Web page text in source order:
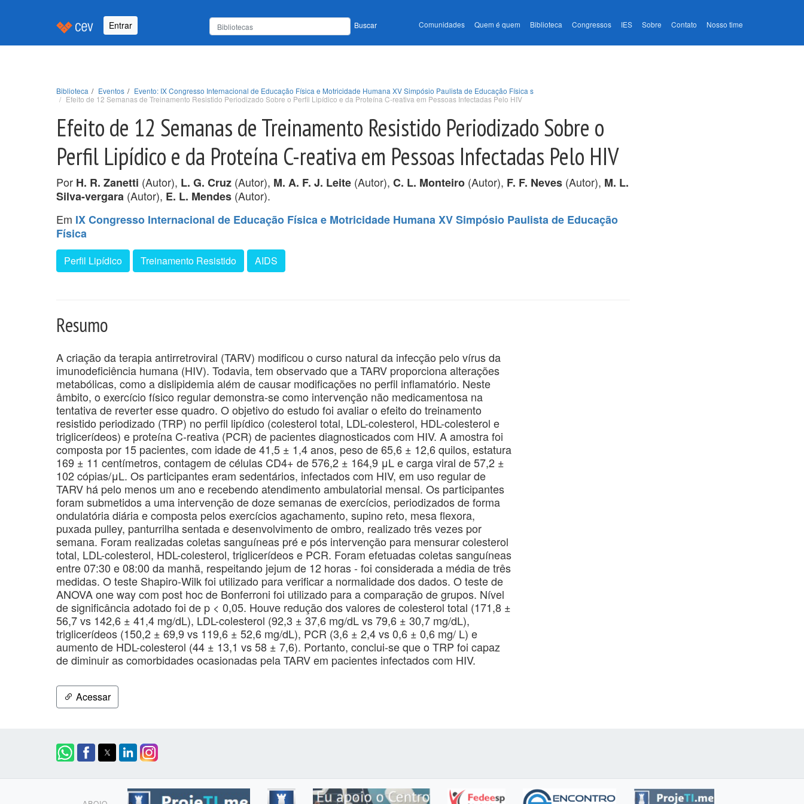
Entrar Buscar Comunidades Quem é quem Biblioteca Congressos IES Sobre Contato Nosso time
Biblioteca Eventos
Evento: IX Congresso Internacional de Educação Física e Motricidade Humana XV Simpósio Paulista de Educação Física s
Efeito de 12 Semanas de Treinamento Resistido Periodizado Sobre o Perfil Lipídico e da Proteína C-reativa em Pessoas Infectadas Pelo HIV
Efeito de 12 Semanas de Treinamento Resistido Periodizado Sobre o
Perfil Lipídico e da Proteína C-reativa em Pessoas Infectadas Pelo HIV
Por H. R. Zanetti (Autor), L. G. Cruz (Autor), M. A. F. J. Leite (Autor), C. L. Monteiro (Autor), F. F. Neves (Autor), M. L.
Silva-vergara (Autor), E. L. Mendes (Autor).
Em IX Congresso Internacional de Educação Física e Motricidade Humana XV Simpósio Paulista de Educação
Física
Perfil Lipídico Treinamento Resistido AIDS
Resumo
A criação da terapia antirretroviral (TARV) modificou o curso natural da infecção pelo vírus da
imunodeficiência humana (HIV). Todavia, tem observado que a TARV proporciona alterações
metabólicas, como a dislipidemia além de causar modificações no perfil inflamatório. Neste
âmbito, o exercício físico regular demonstra-se como intervenção não medicamentosa na
tentativa de reverter esse quadro. O objetivo do estudo foi avaliar o efeito do treinamento
resistido periodizado (TRP) no perfil lipídico (colesterol total, LDL-colesterol, HDL-colesterol e
triglicerídeos) e proteína C-reativa (PCR) de pacientes diagnosticados com HIV. A amostra foi
composta por 15 pacientes, com idade de 41,5 ± 1,4 anos, peso de 65,6 ± 12,6 quilos, estatura
169 ± 11 centímetros, contagem de células CD4+ de 576,2 ± 164,9 μL e carga viral de 57,2 ±
102 cópias/μL. Os participantes eram sedentários, infectados com HIV, em uso regular de
TARV há pelo menos um ano e recebendo atendimento ambulatorial mensal. Os participantes
foram submetidos a uma intervenção de doze semanas de exercícios, periodizados de forma
ondulatória diária e composta pelos exercícios agachamento, supino reto, mesa flexora,
puxada pulley, panturrilha sentada e desenvolvimento de ombro, realizado três vezes por
semana. Foram realizadas coletas sanguíneas pré e pós intervenção para mensurar colesterol
total, LDL-colesterol, HDL-colesterol, triglicerídeos e PCR. Foram efetuadas coletas sanguíneas
entre 07:30 e 08:00 da manhã, respeitando jejum de 12 horas - foi considerada a média de três
medidas. O teste Shapiro-Wilk foi utilizado para verificar a normalidade dos dados. O teste de
ANOVA one way com post hoc de Bonferroni foi utilizado para a comparação de grupos. Nível
de significância adotado foi de p < 0,05. Houve redução dos valores de colesterol total (171,8 ±
56,7 vs 142,6 ± 41,4 mg/dL), LDL-colesterol (92,3 ± 37,6 mg/dL vs 79,6 ± 30,7 mg/dL),
triglicerídeos (150,2 ± 69,9 vs 119,6 ± 52,6 mg/dL), PCR (3,6 ± 2,4 vs 0,6 ± 0,6 mg/ L) e
aumento de HDL-colesterol (44 ± 13,1 vs 58 ± 7,6). Portanto, conclui-se que o TRP foi capaz
de diminuir as comorbidades ocasionadas pela TARV em pacientes infectados com HIV.
Acessar